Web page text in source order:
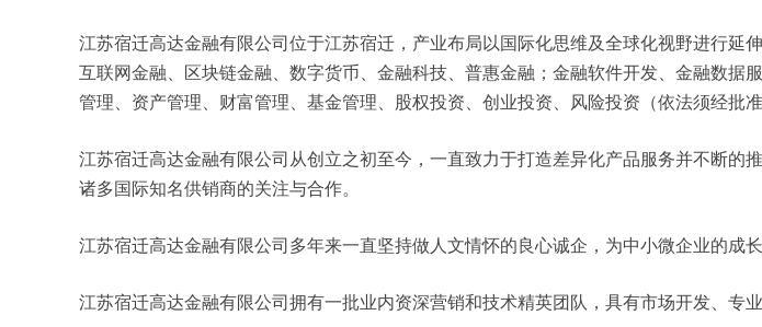
江苏宿迁高达金融有限公司位于江苏宿迁，产业布局以国际化思维及全球化视野进行延
互联网金融、区块链金融、数字货币、金融科技、普惠金融；金融软件开发、金融数
管理、资产管理、财富管理、基金管理、股权投资、创业投资、风险投资（依法须经批
江苏宿迁高达金融有限公司从创立之初至今，一直致力于打造差异化产品服务并不断
诸多国际知名供销商的关注与合作。
江苏宿迁高达金融有限公司多年来一直坚持做人文情怀的良心诚企，为中小微企业的成
江苏宿迁高达金融有限公司拥有一批业内资深营销和技术精英团队，具有市场开发、专